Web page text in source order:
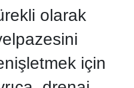
olarak
için